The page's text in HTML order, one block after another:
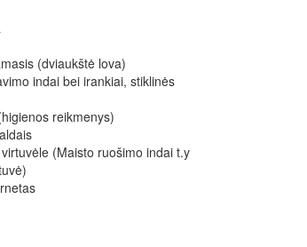
(dviaukštė lova)
indai bei irankiai, stiklinės
reikmenys)
(Maisto ruošimo indai t.y